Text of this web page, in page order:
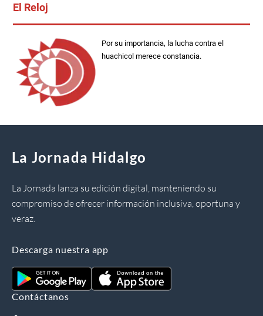
El Reloj
Por su importancia, la lucha contra el
huachicol merece constancia.
La Jornada Hidalgo
La Jornada lanza su edición digital, manteniendo su
compromiso de ofrecer información inclusiva, oportuna y
veraz.
Descarga nuestra app
Contáctanos